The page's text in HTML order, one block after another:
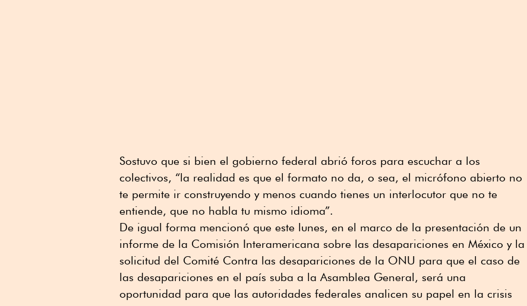
Sostuvo que si bien el gobierno federal abrió foros para escuchar a los
colectivos, “la realidad es que el formato no da, o sea, el micrófono abierto no
te permite ir construyendo y menos cuando tienes un interlocutor que no te
entiende, que no habla tu mismo idioma”.
De igual forma mencionó que este lunes, en el marco de la presentación de un
informe de la Comisión Interamericana sobre las desapariciones en México y la
solicitud del Comité Contra las desapariciones de la ONU para que el caso de
las desapariciones en el país suba a la Asamblea General, será una
oportunidad para que las autoridades federales analicen su papel en la crisis